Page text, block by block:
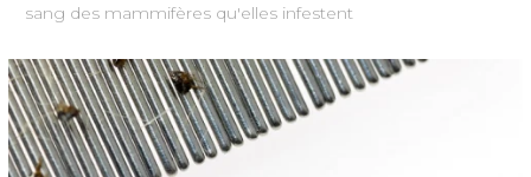
sang des mammifères qu'elles infestent